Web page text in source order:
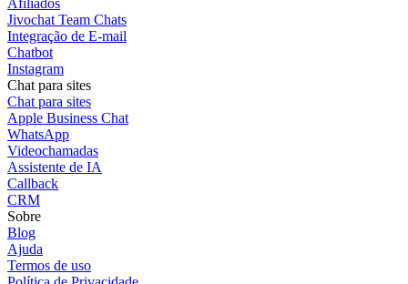
Afiliados
Jivochat Team Chats
Integração de E-mail
Chatbot
Instagram
Chat para sites
Chat para sites
Apple Business Chat
WhatsApp
Videochamadas
Assistente de IA
Callback
CRM
Sobre
Blog
Ajuda
Termos de uso